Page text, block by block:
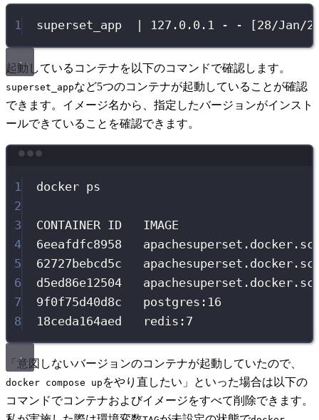
1 superset_app  | 127 . 0 . 0 . 1 - - [28/Jan/
起動しているコンテナを以下のコマンドで確認します。
superset_appなど5つのコンテナが起動していることが確認
できます。イメージ名から、指定したバージョンがインスト
ールできていることを確認できます。
1
docker ps
2
3
CONTAINER ID   IMAGE
4
6eeafdfc8958
5
62727bebcd5c
6
d5ed86e12504
7
9f0f75d40d8c   postgres:16
8
18ceda164aed   redis:7
「意図しないバージョンのコンテナが起動していたので、
docker compose up をやり直したい」といった場合は以下の
コマンドでコンテナおよびイメージをすべて削除できます。